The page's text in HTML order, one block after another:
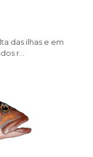
das ilhas e em
r...